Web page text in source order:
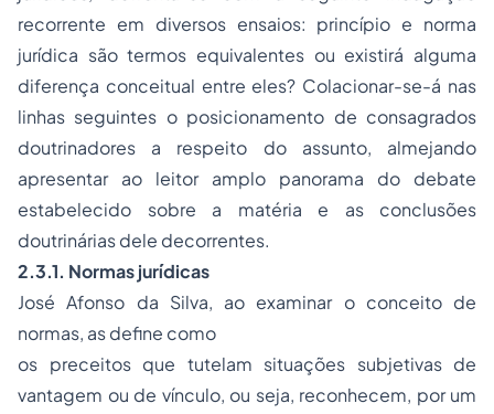
recorrente em diversos ensaios: princípio e norma
jurídica são termos equivalentes ou existirá alguma
diferença conceitual entre eles? Colacionar-se-á nas
linhas seguintes o posicionamento de consagrados
doutrinadores a respeito do assunto, almejando
apresentar ao leitor amplo panorama do debate
estabelecido sobre a matéria e as conclusões
doutrinárias dele decorrentes.
2.3.1. Normas jurídicas
José Afonso da Silva, ao examinar o conceito de
normas, as define como
os preceitos que tutelam situações subjetivas de
vantagem ou de vínculo, ou seja, reconhecem, por um